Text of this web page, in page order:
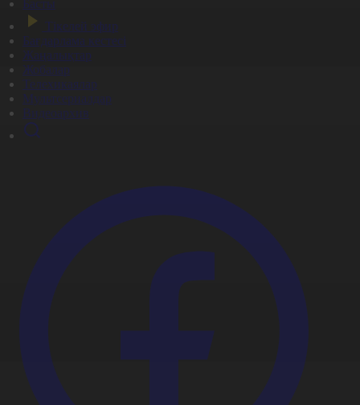
Басты
Тікелей эфир
Бағдарлама кестесі
Жаңалықтар
Жобалар
Телехикаялар
Мультсериалдар
Видеоархив